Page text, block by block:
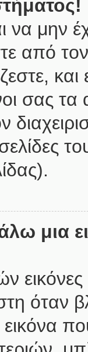
να μην
από
και
σας
μια
όταν
εικόνα